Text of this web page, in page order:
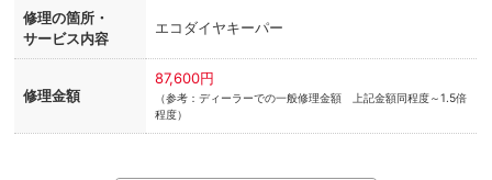
修理の箇所・
サービス内容
エコダイヤキーパー
修理金額
87,600円
（参考：ディーラーでの一般修理金額 上記金額同程度～1.5倍
程度）